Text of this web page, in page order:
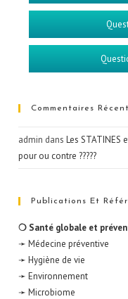
Commentaires
admin dansLes STATINES
pour ou contre ?????
Publications Et
❍ Santé globale et
➛ Médecine préventive
➛ Hygiène de vie
➛ Environnement
➛ Microbiome